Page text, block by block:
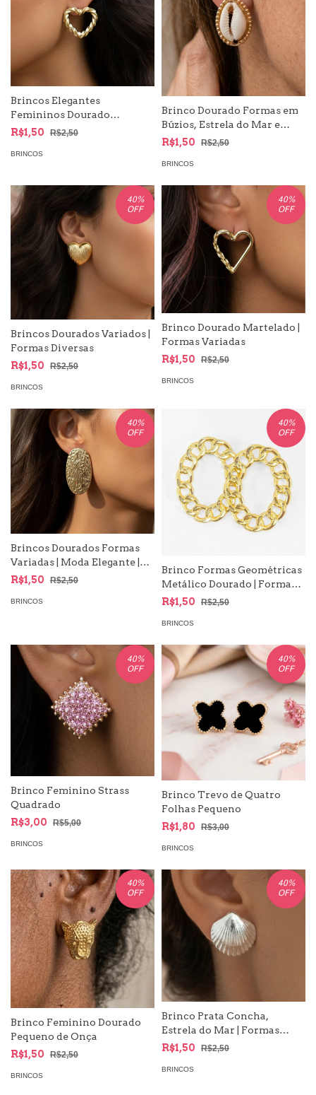
Brincos Elegantes
Femininos Dourado
Variados
R$1,50 R$2,50
BRINCOS
Brinco Dourado Formas em
Búzios, Estrela do Mar e
Concha | Moda Mar e
R$1,50 R$2,50
BRINCOS
40%
OFF
Brincos Dourados Variados |
Formas Diversas
R$1,50
R$2,50
BRINCOS
40%
OFF
Brinco Dourado Martelado |
Formas Variadas
R$1,50
R$2,50
BRINCOS
40%
OFF
Brincos Dourados Formas
Variadas | Moda Elegante |
Para looks formais | Festivos
R$1,50 R$2,50
BRINCOS
40%
OFF
Brinco Formas Geométricas
Metálico Dourado | Formas
Circulares, Argola com
R$1,50 R$2,50
BRINCOS
40%
OFF
Brinco Feminino Strass
Quadrado
R$3,00
R$5,00
BRINCOS
40%
OFF
Brinco Trevo de Quatro
Folhas Pequeno
R$1,80
R$3,00
BRINCOS
40%
OFF
Brinco Feminino Dourado
Pequeno de Onça
R$1,50
R$2,50
BRINCOS
40%
OFF
Brinco Prata Concha,
Estrela do Mar | Formas
Moda Mar
R$1,50 R$2,50
BRINCOS